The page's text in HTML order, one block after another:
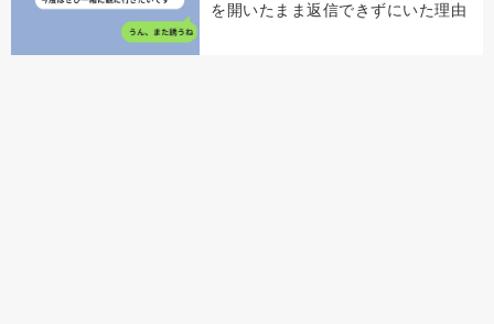
を開いたまま返信できずにいた理由